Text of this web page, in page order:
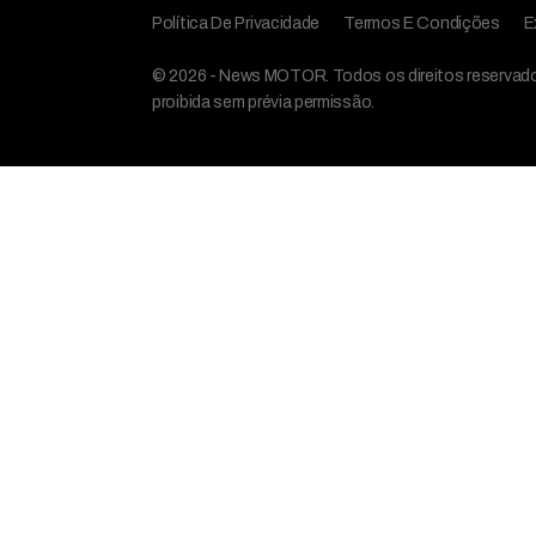
Política De Privacidade Termos E Condições
© 2026 - News MOTOR. Todos os direitos
proibida sem prévia permissão.